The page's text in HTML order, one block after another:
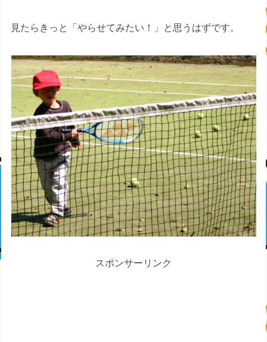
見たらきっと「やらせてみたい！」と思うはずです。
スポンサーリンク